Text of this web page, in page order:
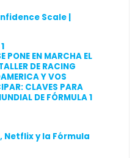
Scale |
PONE EN MARCHA EL
DE RACING
Y VOS
CLAVES PARA
DE FÓRMULA 1
y la Fórmula